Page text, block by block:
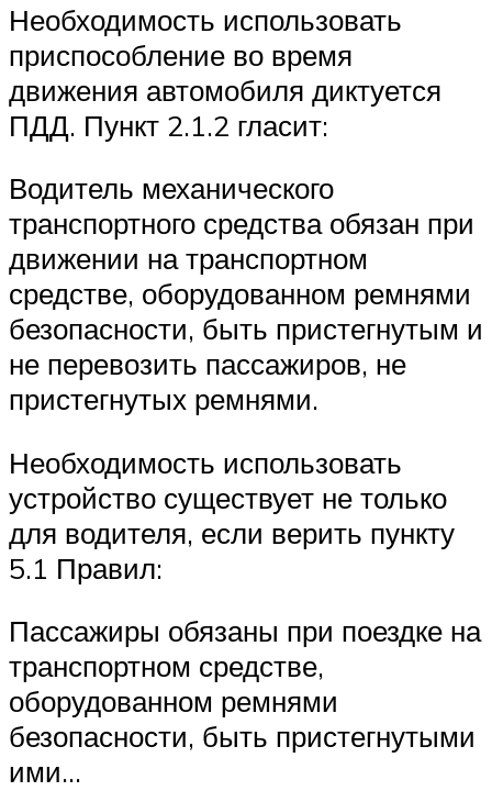
Необходимость использовать
приспособление во время
движения автомобиля диктуется
ПДД. Пункт 2.1.2 гласит:
Водитель механического
транспортного средства обязан при
движении на транспортном
средстве, оборудованном ремнями
безопасности, быть пристегнутым и
не перевозить пассажиров, не
пристегнутых ремнями.
Необходимость использовать
устройство существует не только
для водителя, если верить пункту
5.1 Правил:
Пассажиры обязаны при поездке на
транспортном средстве,
оборудованном ремнями
безопасности, быть пристегнутыми
ими…